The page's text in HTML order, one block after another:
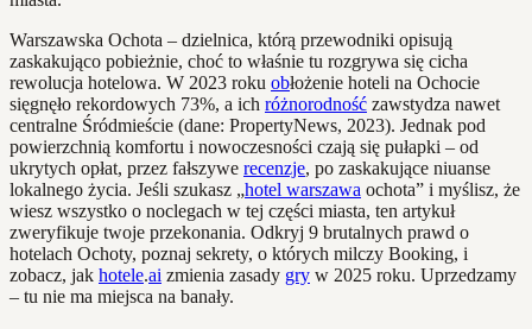
Warszawska Ochota – dzielnica, którą przewodniki opisują
zaskakująco pobieżnie, choć to właśnie tu rozgrywa się cicha
rewolucja hotelowa. W 2023 roku obłożenie hoteli na Ochocie
sięgnęło rekordowych 73%, a ich różnorodność zawstydza nawet
centralne Śródmieście (dane: PropertyNews, 2023). Jednak pod
powierzchnią komfortu i nowoczesności czają się pułapki – od
ukrytych opłat, przez fałszywe recenzje, po zaskakujące niuanse
lokalnego życia. Jeśli szukasz „hotel warszawa ochota” i myślisz, że
wiesz wszystko o noclegach w tej części miasta, ten artykuł
zweryfikuje twoje przekonania. Odkryj 9 brutalnych prawd o
hotelach Ochoty, poznaj sekrety, o których milczy Booking, i
zobacz, jak hotele.ai zmienia zasady gry w 2025 roku. Uprzedzamy
– tu nie ma miejsca na banały.